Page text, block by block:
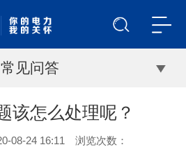
常见问答
该怎么处理呢？
08-24 16:11 浏览次数：